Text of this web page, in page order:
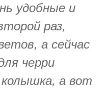
удобные и
раз,
а сейчас
черри
а вот